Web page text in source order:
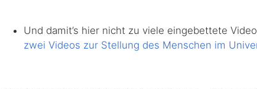
Und damit’s hier nicht zu viele eingebettete
zwei Videos zur Stellung des Menschen im